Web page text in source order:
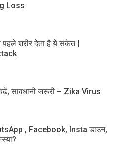
Loss
पहले शरीर देता है ये संकेत |
सावधानी जरूरी – Zika Virus
, Facebook, Insta डाउन,